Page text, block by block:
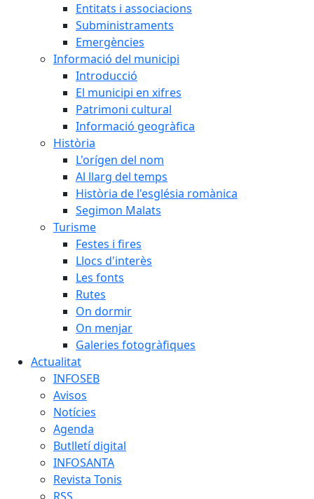
Entitats i associacions
Subministraments
Emergències
Informació del municipi
Introducció
El municipi en xifres
Patrimoni cultural
Informació geogràfica
Història
L'orígen del nom
Al llarg del temps
Història de l'església romànica
Segimon Malats
Turisme
Festes i fires
Llocs d'interès
Les fonts
Rutes
On dormir
On menjar
Galeries fotogràfiques
Actualitat
INFOSEB
Avisos
Notícies
Agenda
Butlletí digital
INFOSANTA
Revista Tonis